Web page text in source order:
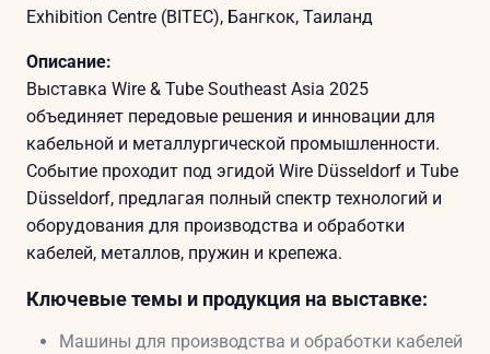
Exhibition Centre (BITEC), Бангкок, Таиланд
Описание:
Выставка Wire & Tube Southeast Asia 2025
объединяет передовые решения и инновации для
кабельной и металлургической промышленности.
Событие проходит под эгидой Wire Düsseldorf и Tube
Düsseldorf, предлагая полный спектр технологий и
оборудования для производства и обработки
кабелей, металлов, пружин и крепежа.
Ключевые темы и продукция на выставке:
Машины для производства и обработки кабелей